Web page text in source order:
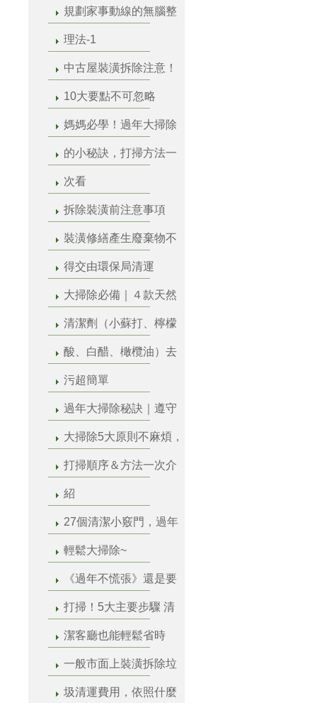
規劃家事動線的無腦整
理法-1
中古屋裝潢拆除注意！
10大要點不可忽略
媽媽必學！過年大掃除
的小秘訣，打掃方法一
次看
拆除裝潢前注意事項
裝潢修繕產生廢棄物不
得交由環保局清運
大掃除必備｜４款天然
清潔劑（小蘇打、檸檬
酸、白醋、橄欖油）去
污超簡單
過年大掃除秘訣｜遵守
大掃除5大原則不麻煩，
打掃順序＆方法一次介
紹
27個清潔小竅門，過年
輕鬆大掃除~
《過年不慌張》還是要
打掃！5大主要步驟 清
潔客廳也能輕鬆省時
一般市面上裝潢拆除垃
圾清運費用，依照什麼